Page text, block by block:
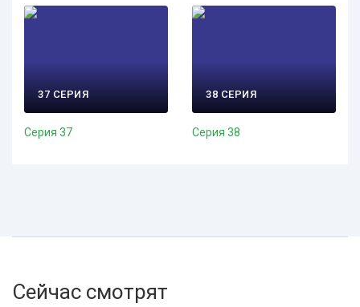
37 СЕРИЯ
Серия 37
38 СЕРИЯ
Серия 38
Сейчас смотрят